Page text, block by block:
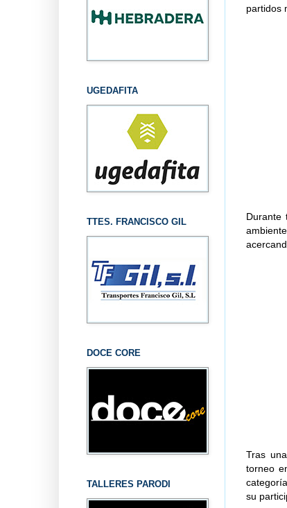
partidos
Durante
Tras
torneo
su
UGEDAFITA
TTES. FRANCISCO GIL
DOCE CORE
TALLERES PARODI